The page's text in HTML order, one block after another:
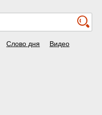
Слово дня Видео